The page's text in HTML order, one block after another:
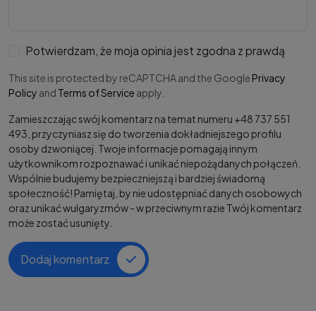
Potwierdzam, że moja opinia jest zgodna z prawdą
This site is protected by reCAPTCHA and the Google Privacy
Policy and Terms of Service apply.
Zamieszczając swój komentarz na temat numeru +48 737 551
493, przyczyniasz się do tworzenia dokładniejszego profilu
osoby dzwoniącej. Twoje informacje pomagają innym
użytkownikom rozpoznawać i unikać niepożądanych połączeń.
Wspólnie budujemy bezpieczniejszą i bardziej świadomą
społeczność! Pamiętaj, by nie udostępniać danych osobowych
oraz unikać wulgaryzmów - w przeciwnym razie Twój komentarz
może zostać usunięty.
Dodaj komentarz